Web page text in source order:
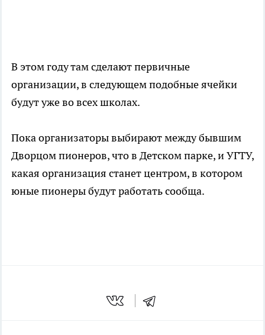
В этом году там сделают первичные
организации, в следующем подобные ячейки
будут уже во всех школах.
Пока организаторы выбирают между бывшим
Дворцом пионеров, что в Детском парке, и УГТУ,
какая организация станет центром, в котором
юные пионеры будут работать сообща.